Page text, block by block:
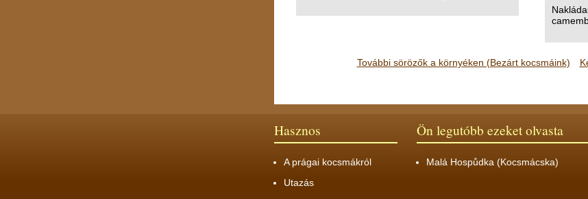
További sörözők a környéken (Bezárt kocsmáink)
Ön legutóbb ezeket olvasta
Malá Hospůdka (Kocsmácska)
Hasznos
A prágai kocsmákról
Utazás